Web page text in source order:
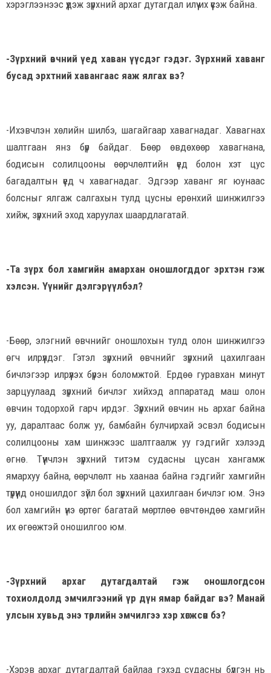
хэрэглээнээс үүдэж зүрхний архаг дутагдал илүү их үүсэж байна.
-Зүрхний өвчний үед хаван үүсдэг гэдэг. Зүрхний хаванг
бусад эрхтний хавангаас яаж ялгах вэ?
-Ихэвчлэн хөлийн шилбэ, шагайгаар хавагнадаг. Хавагнах
шалтгаан янз бүр байдаг. Бөөр өвдөхөөр хавагнана,
бодисын солилцооны өөрчлөлтийн үед болон хэт цус
багадалтын үед ч хавагнадаг. Эдгээр хаванг яг юунаас
болсныг ялгаж салгахын тулд цусны ерөнхий шинжилгээ
хийж, зүрхний эход харуулах шаардлагатай.
-Та зүрх бол хамгийн амархан оношлогддог эрхтэн гэж
хэлсэн. Үүнийг дэлгэрүүлбэл?
-Бөөр, элэгний өвчнийг оношлохын тулд олон шинжилгээ
өгч илрүүлдэг. Гэтэл зүрхний өвчнийг зүрхний цахилгаан
бичлэгээр илрүүлэх бүрэн боломжтой. Ердөө гуравхан минут
зарцуулаад зүрхний бичлэг хийхэд аппаратад маш олон
өвчин тодорхой гарч ирдэг. Зүрхний өвчин нь архаг байна
уу, даралтаас болж уу, бамбайн булчирхай эсвэл бодисын
солилцооны хам шинжээс шалтгаалж уу гэдгийг хэлээд
өгнө. Түүнчлэн зүрхний титэм судасны цусан хангамж
ямархуу байна, өөрчлөлт нь хаанаа байна гэдгийг хамгийн
түрүүнд оношилдог зүйл бол зүрхний цахилгаан бичлэг юм. Энэ
бол хамгийн үнэ өртөг багатай мөртлөө өвчтөндөө хамгийн
их өгөөжтэй оношилгоо юм.
-Зүрхний архаг дутагдалтай гэж оношлогдсон
тохиолдолд эмчилгээний үр дүн ямар байдаг вэ? Манай
улсын хувьд энэ төрлийн эмчилгээ хэр хөгжсөн бэ?
-Хэрэв архаг дутагдалтай байлаа гэхэд судасны бүлгэн нь